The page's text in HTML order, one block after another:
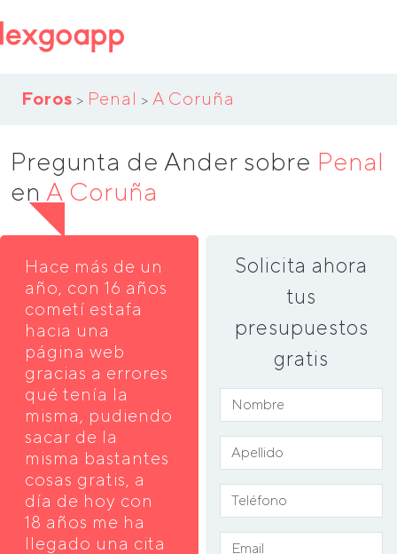
Foros > Penal > A Coruña
Pregunta de Ander sobre Penal
en A Coruña
Hace más de un
año, con 16 años
cometí estafa
hacia una
página web
gracias a errores
qué tenía la
misma, pudiendo
sacar de la
misma bastantes
cosas gratis, a
día de hoy con
18 años me ha
llegado una cita
Solicita ahora
tus
presupuestos
gratis